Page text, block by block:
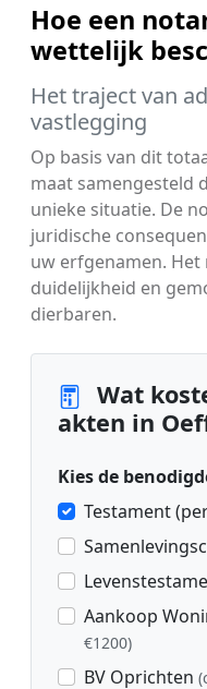
Hoe een
wettelijk
Het traject van
vastlegging
Op basis van dit
maat samengesteld
unieke situatie. De
juridische
uw erfgenamen.
duidelijkheid en
dierbaren.
Wat
akten in
Kies de
Testament
Aankoop
€1200)
BV Oprichten